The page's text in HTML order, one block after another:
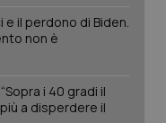
e il perdono di Biden.
non è
i 40 gradi il
a disperdere il
PHP.net
www.quotidianosanita.it